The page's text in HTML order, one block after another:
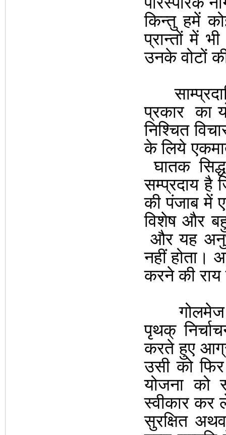
किन्तु हमें
प्रान्तों में भी
उनके वोटों
प्रकार का
निश्चित
के लिये
घातक
सम्प्रदाय है
की पंजाब में
विशेष और
और यह
नहीं होता।
करने की
गोलमेज
पृथक्
करते हुए
उसी को
योजना को
स्वीकार कर
सुरक्षित